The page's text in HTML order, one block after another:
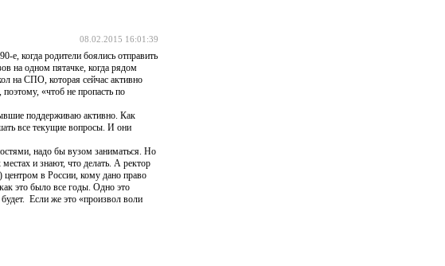
08.02.2015 16:01:39
когда родители боялись отправить
на одном пятачке, когда рядом
на СПО, которая сейчас активно
«чтоб не пропасть по
поддерживаю активно. Как
все текущие вопросы. И они
надо бы вузом заниматься. Но
и знают, что делать. А ректор
в России, кому дано право
это было все годы. Одно это
Если же это «произвол воли